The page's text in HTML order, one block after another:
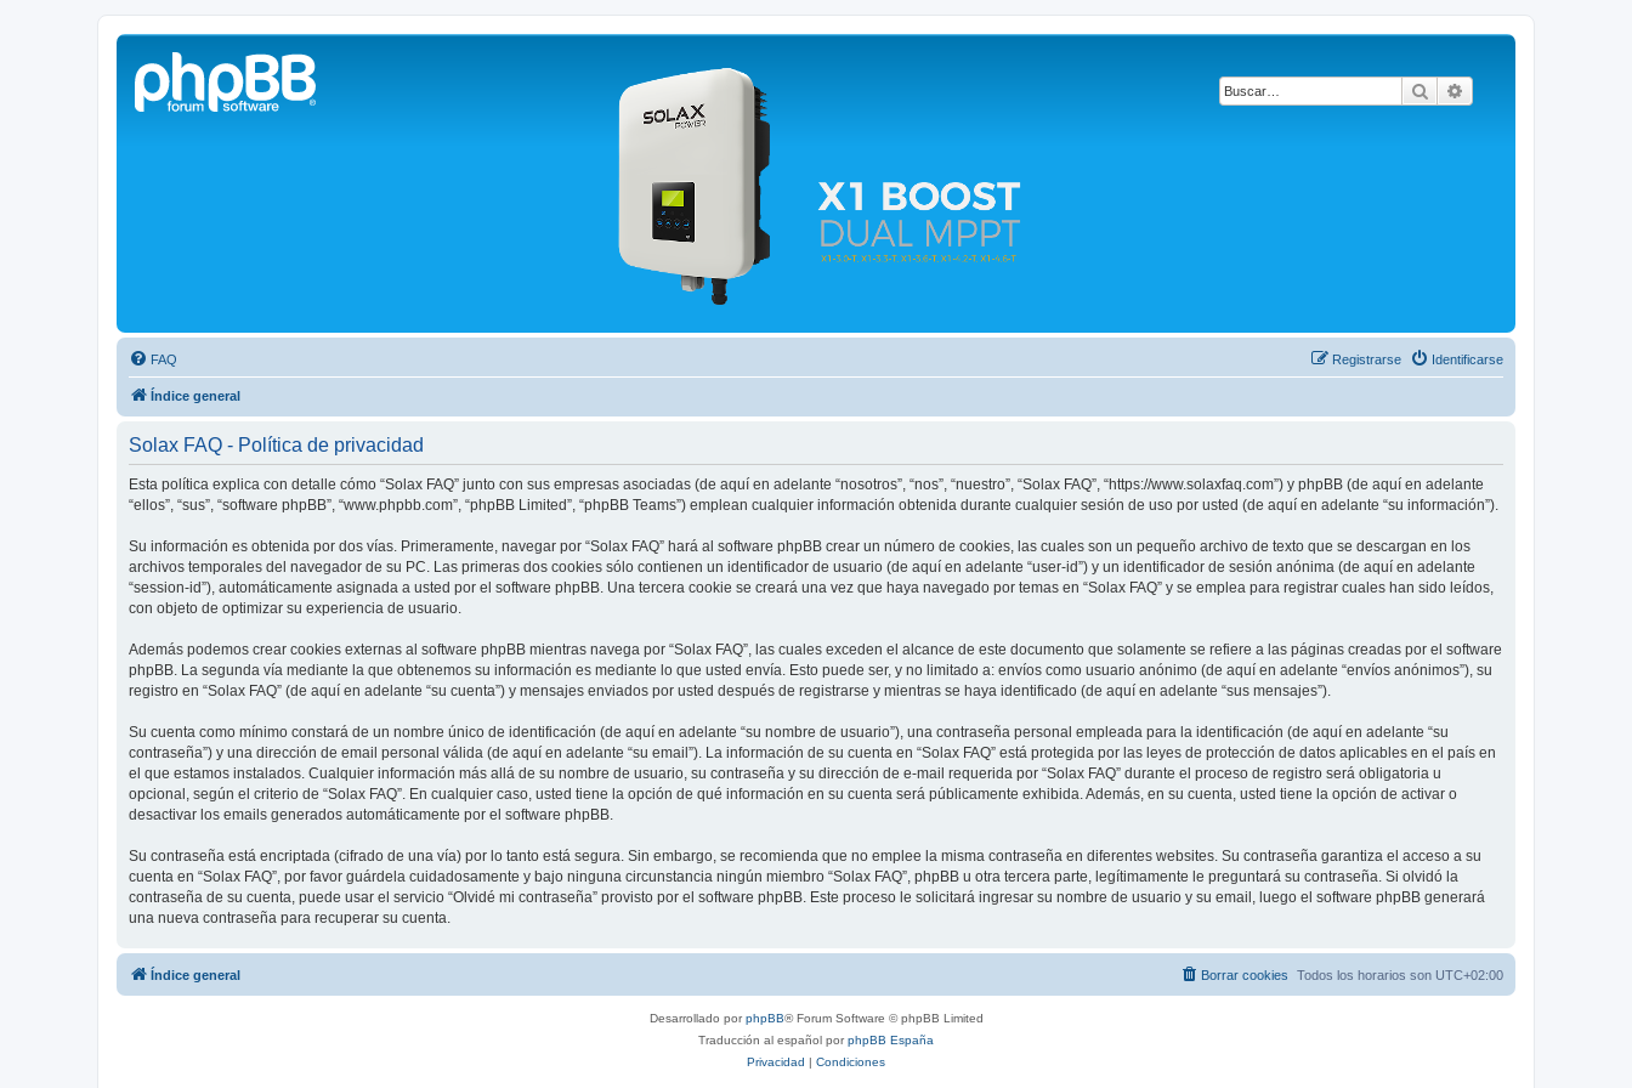
Buscar
Solax FAQ
Lugar para intercambiar dudas sobre inversores solares Solax y temas relacionados.
FAQ Identificarse
Registrarse
Índice general
Solax FAQ - Política de privacidad
Esta política explica con detalle cómo “Solax FAQ” junto con sus empresas asociadas (de aquí en adelante “nosotros”, “nos”, “nuestro”, “Solax FAQ”, “https://www.solaxfaq.com”) y phpBB (de aquí en adelante
“ellos”, “sus”, “software phpBB”, “www.phpbb.com”, “phpBB Limited”, “phpBB Teams”) emplean cualquier información obtenida durante cualquier sesión de uso por usted (de aquí en adelante “su información”).
Su información es obtenida por dos vías. Primeramente, navegar por “Solax FAQ” hará al software phpBB crear un número de cookies, las cuales son un pequeño archivo de texto que se descargan en los
archivos temporales del navegador de su PC. Las primeras dos cookies sólo contienen un identificador de usuario (de aquí en adelante “user-id”) y un identificador de sesión anónima (de aquí en adelante
“session-id”), automáticamente asignada a usted por el software phpBB. Una tercera cookie se creará una vez que haya navegado por temas en “Solax FAQ” y se emplea para registrar cuales han sido leídos,
con objeto de optimizar su experiencia de usuario.
Además podemos crear cookies externas al software phpBB mientras navega por “Solax FAQ”, las cuales exceden el alcance de este documento que solamente se refiere a las páginas creadas por el software
phpBB. La segunda vía mediante la que obtenemos su información es mediante lo que usted envía. Esto puede ser, y no limitado a: envíos como usuario anónimo (de aquí en adelante “envíos anónimos”), su
registro en “Solax FAQ” (de aquí en adelante “su cuenta”) y mensajes enviados por usted después de registrarse y mientras se haya identificado (de aquí en adelante “sus mensajes”).
Su cuenta como mínimo constará de un nombre único de identificación (de aquí en adelante “su nombre de usuario”), una contraseña personal empleada para la identificación (de aquí en adelante “su
contraseña”) y una dirección de email personal válida (de aquí en adelante “su email”). La información de su cuenta en “Solax FAQ” está protegida por las leyes de protección de datos aplicables en el país en
el que estamos instalados. Cualquier información más allá de su nombre de usuario, su contraseña y su dirección de e-mail requerida por “Solax FAQ” durante el proceso de registro será obligatoria u
opcional, según el criterio de “Solax FAQ”. En cualquier caso, usted tiene la opción de qué información en su cuenta será públicamente exhibida. Además, en su cuenta, usted tiene la opción de activar o
desactivar los emails generados automáticamente por el software phpBB.
Su contraseña está encriptada (cifrado de una vía) por lo tanto está segura. Sin embargo, se recomienda que no emplee la misma contraseña en diferentes websites. Su contraseña garantiza el acceso a su
cuenta en “Solax FAQ”, por favor guárdela cuidadosamente y bajo ninguna circunstancia ningún miembro “Solax FAQ”, phpBB u otra tercera parte, legítimamente le preguntará su contraseña. Si olvidó la
contraseña de su cuenta, puede usar el servicio “Olvidé mi contraseña” provisto por el software phpBB. Este proceso le solicitará ingresar su nombre de usuario y su email, luego el software phpBB generará
una nueva contraseña para recuperar su cuenta.
Índice general Todos los horarios son UTC+02:00
Borrar cookies
Desarrollado porphpBB® Forum Software © phpBB Limited
Traducción al español porphpBB España
Privacidad | Condiciones